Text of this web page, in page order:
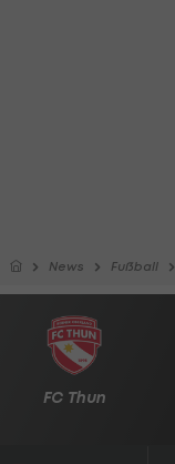
News Fußball
FC Thun